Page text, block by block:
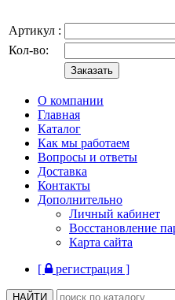
Артикул :
Кол-во:
О компании
Главная
Каталог
Как мы работаем
Вопросы и ответы
Доставка
Контакты
Дополнительно
Личный кабинет
Восстановление
Карта сайта
[
регистрация ]